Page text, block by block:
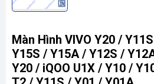
Màn Hình VIVO Y20 /
Y15S / Y15A / Y12S /
Y20 / iQOO U1X / Y10 /